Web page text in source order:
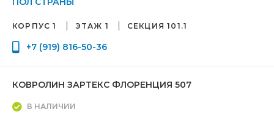
КОРПУС 1 ЭТАЖ 1 СЕКЦИЯ 101.1
+7 (919) 816-50-36
КОВРОЛИН ЗАРТЕКС ФЛОРЕНЦИЯ 507
В НАЛИЧИИ